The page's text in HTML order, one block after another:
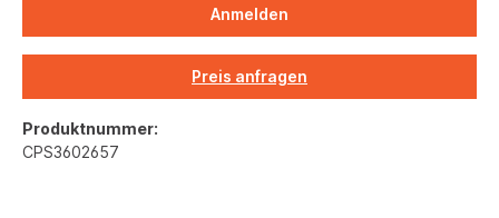
Anmelden
Preis anfragen
Produktnummer:
CPS3602657